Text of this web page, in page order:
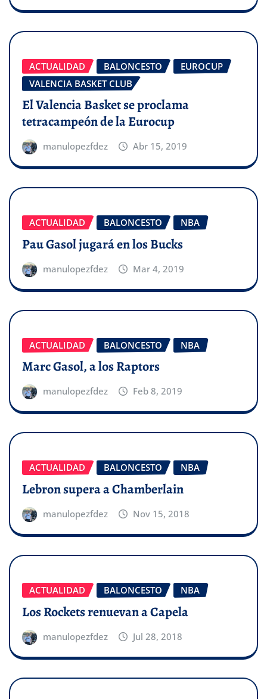
ACTUALIDAD BALONCESTO
EUROCUP
VALENCIA BASKET CLUB
El Valencia Basket se proclama
tetracampeón de la Eurocup
manulopezfdez Abr 15, 2019
ACTUALIDAD BALONCESTO NBA
Pau Gasol jugará en los Bucks
manulopezfdez Mar 4, 2019
ACTUALIDAD BALONCESTO NBA
Marc Gasol, a los Raptors
manulopezfdez Feb 8, 2019
ACTUALIDAD BALONCESTO NBA
Lebron supera a Chamberlain
manulopezfdez Nov 15, 2018
ACTUALIDAD BALONCESTO NBA
Los Rockets renuevan a Capela
manulopezfdez Jul 28, 2018